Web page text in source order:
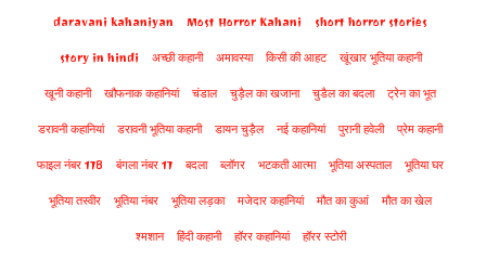
daravani kahaniyan Most Horror Kahani short horror stories
story in hindi अच्छी कहानी अमावस्या किसी की आहट खूंखार भूतिया कहानी
खूनी कहानी खौफनाक कहानियां चंडाल चुड़ैल का खजाना चुडैल का बदला ट्रेन का भूत
डरावनी कहानियां डरावनी भूतिया कहानी डायन चुड़ैल नई कहानियां पुरानी हवेली प्रेम कहानी
फाइल नंबर 178 बंगला नंबर 17 बदला ब्लॉगर भटकती आत्मा भूतिया अस्पताल भूतिया घर
भूतिया तस्वीर भूतिया नंबर भूतिया लड़का मजेदार कहानियां मौत का कुआं मौत का खेल
श्मशान हिंदी कहानी हॉरर कहानियां हॉरर स्टोरी